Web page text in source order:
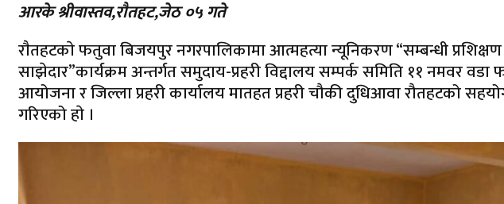
आरके श्रीवास्तव,राैतहट,जेठ ०५ गते
राैतहटकाे फतुवा बिजयपुर नगरपालिकामा आत्महत्या न्यूनिकरण “सम्बन्धी
साझेदार”कार्यक्रम अन्तर्गत समुदाय-प्रहरी विद्दालय सम्पर्क समिति ११ नमवर
आयोजना र जिल्ला प्रहरी कार्यालय मातहत प्रहरी चौकी दुधिआवा रौतहटको
गरिएको हाे ।